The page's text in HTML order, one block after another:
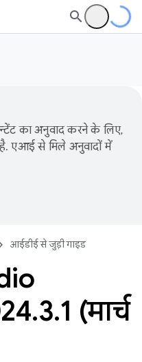
का अनुवाद करने के लिए,
एआई से मिले अनुवादों में
आईडीई से जुड़ी गाइड
.3.1 (मार्च